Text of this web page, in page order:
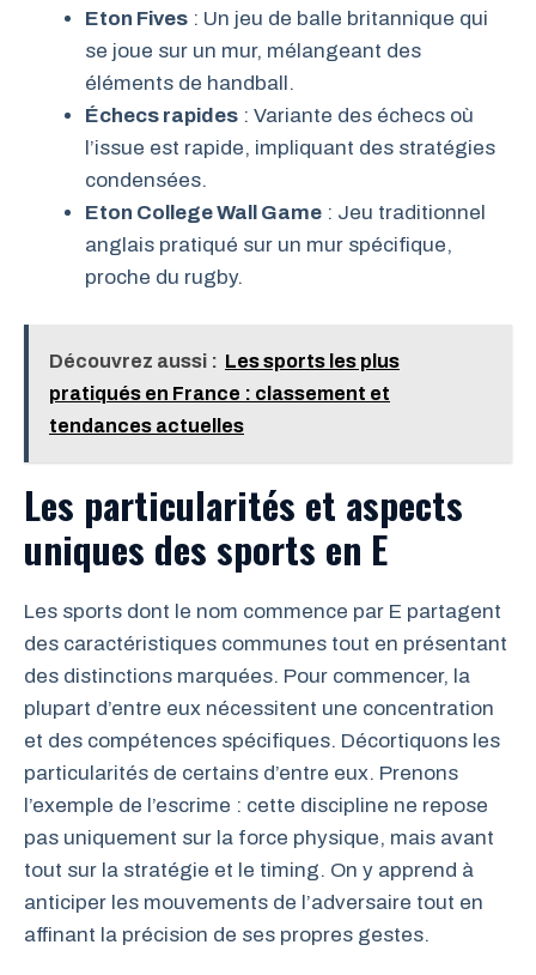
Eton Fives : Un jeu de balle britannique qui
se joue sur un mur, mélangeant des
éléments de handball.
Échecs rapides : Variante des échecs où
l’issue est rapide, impliquant des stratégies
condensées.
Eton College Wall Game : Jeu traditionnel
anglais pratiqué sur un mur spécifique,
proche du rugby.
Découvrez aussi : Les sports les plus
pratiqués en France : classement et
tendances actuelles
Les particularités et aspects
uniques des sports en E
Les sports dont le nom commence par E partagent
des caractéristiques communes tout en présentant
des distinctions marquées. Pour commencer, la
plupart d’entre eux nécessitent une concentration
et des compétences spécifiques. Décortiquons les
particularités de certains d’entre eux. Prenons
l’exemple de l’escrime : cette discipline ne repose
pas uniquement sur la force physique, mais avant
tout sur la stratégie et le timing. On y apprend à
anticiper les mouvements de l’adversaire tout en
affinant la précision de ses propres gestes.